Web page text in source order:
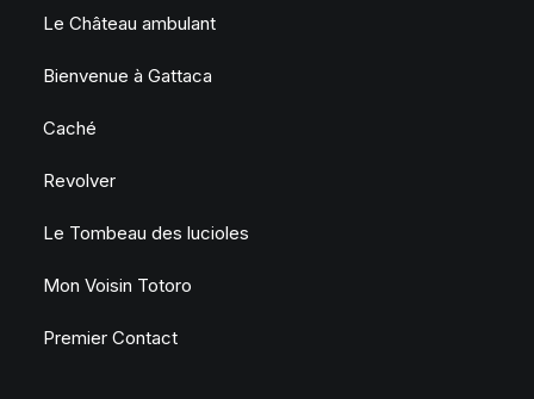
Le Château ambulant
Bienvenue à Gattaca
Caché
Revolver
Le Tombeau des lucioles
Mon Voisin Totoro
Premier Contact